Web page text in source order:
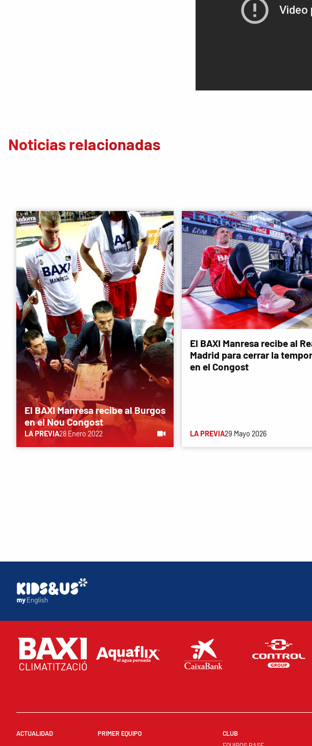
Noticias relacionadas
El BAXI Manresa recibe al Burgos
en el Nou Congost
LA PREVIA28 Enero 2022
El BAXI Manresa recibe al
Madrid para cerrar la
en el Congost
LA PREVIA29 Mayo 2026
ACTUALIDAD
PRIMER EQUIPO
CLUB